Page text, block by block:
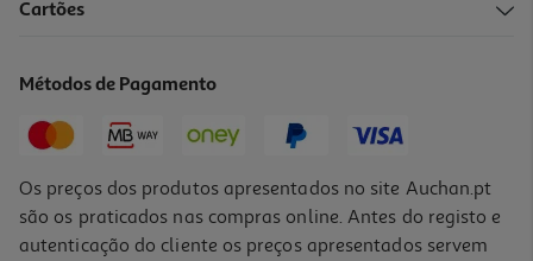
Cartões
Métodos de Pagamento
Os preços dos produtos apresentados no site Auchan.pt
são os praticados nas compras online. Antes do registo e
autenticação do cliente os preços apresentados servem